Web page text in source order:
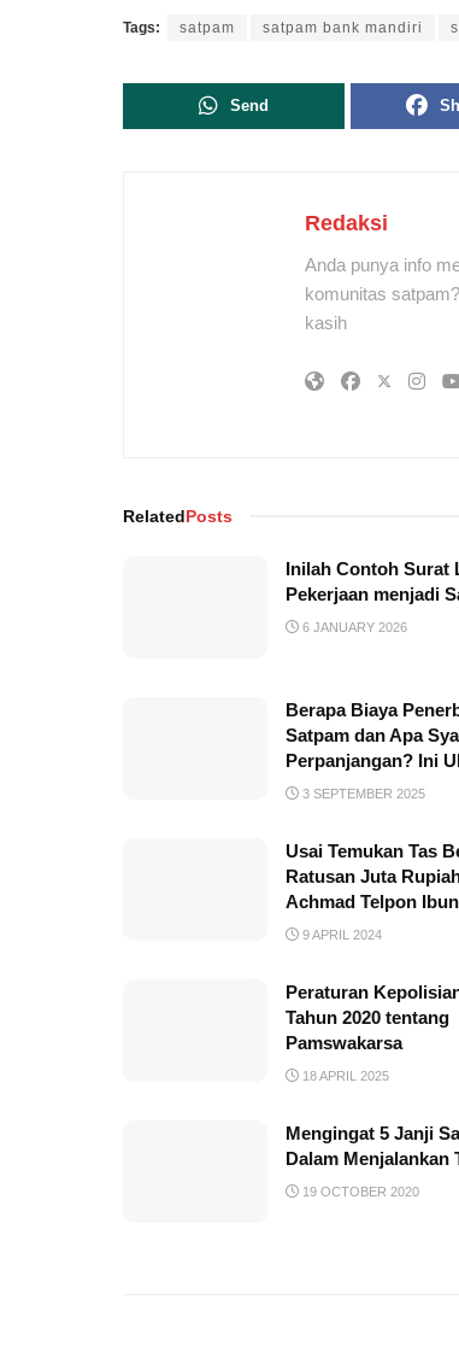
Tags: satpam satpam bank mandiri
Send
Redaksi
Anda punya info
komunitas
kasih
RelatedPosts
Inilah Contoh Surat
Pekerjaan menjadi
6 JANUARY 2026
Berapa Biaya
Satpam dan Apa
Perpanjangan? Ini
3 SEPTEMBER 2025
Usai Temukan Tas
Ratusan Juta
Achmad Telpon
9 APRIL 2024
Peraturan
Tahun 2020 tentang
Pamswakarsa
18 APRIL 2025
Mengingat 5 Janji
Dalam Menjalankan
19 OCTOBER 2020